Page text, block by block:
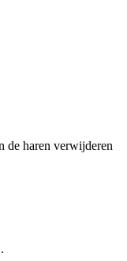
de haren verwijderen